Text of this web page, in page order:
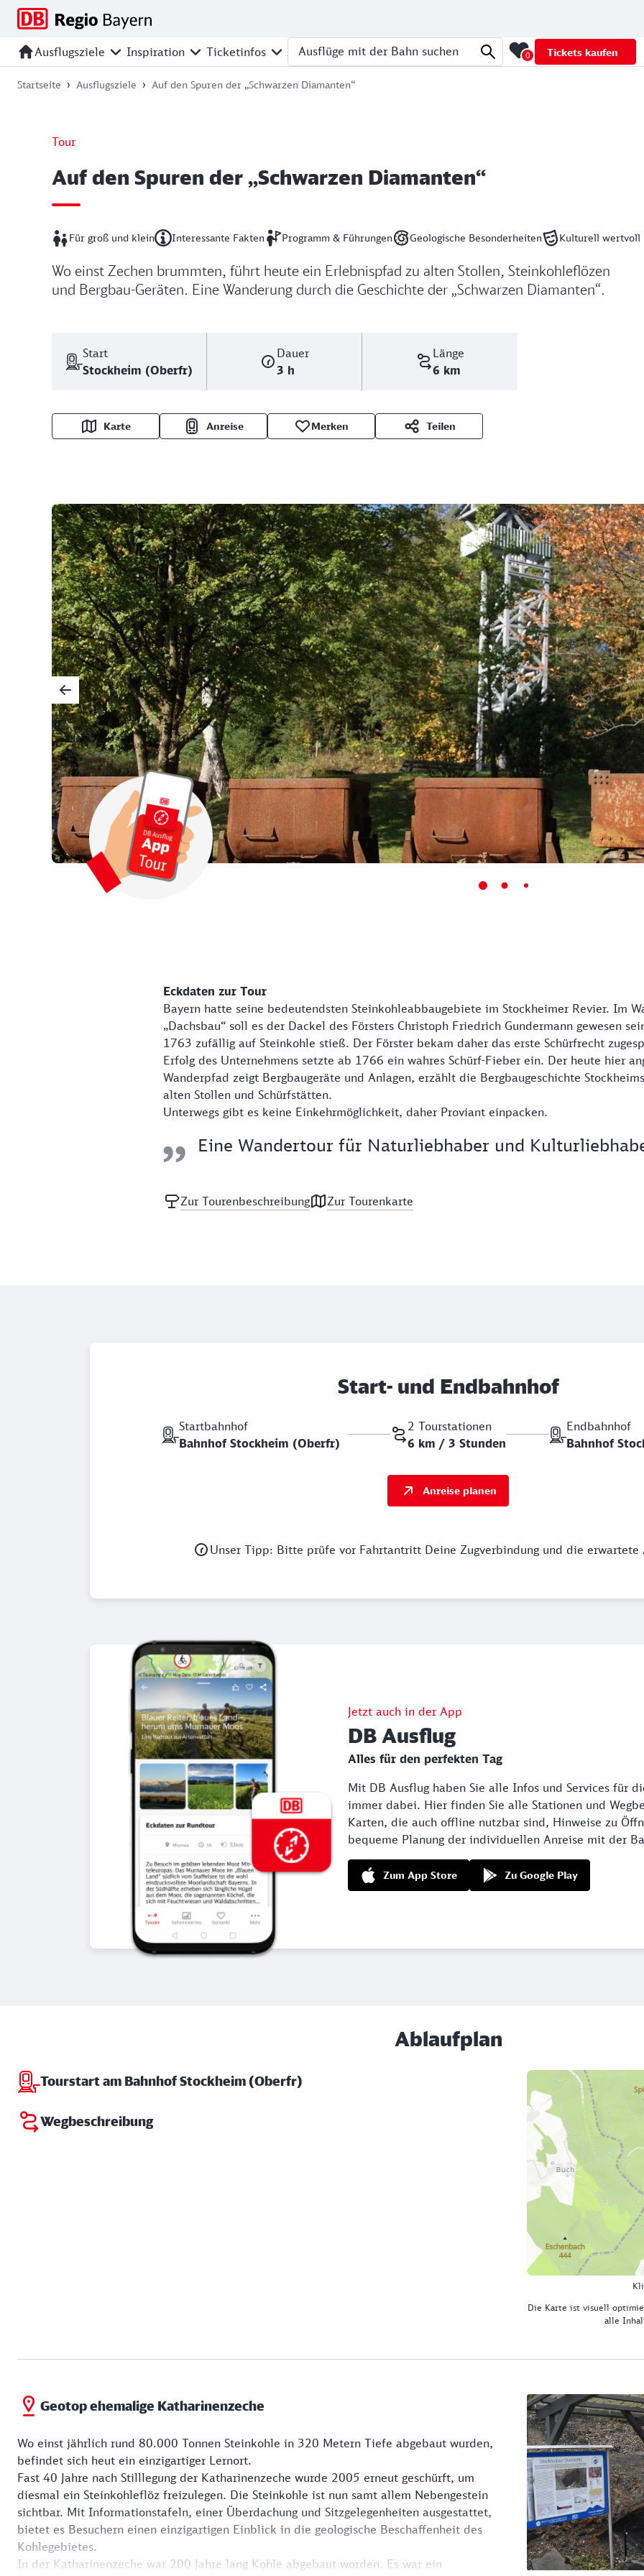
Zur
springen
Zur
springen
Zum
springen
Zum
springen
Ausflugsziele Inspiration Ticketinfos
Ausflüge mit der Bahn suchen 0 Tickets kaufen
Startseite Ausflugsziele Auf den Spuren der „Schwarzen Diamanten“
Tour
Auf den Spuren der „Schwarzen Diamanten“
Für groß und klein Interessante Fakten Programm & Führungen Geologische Besonderheiten Kulturell wertvoll
Wo einst Zechen brummten, führt heute ein Erlebnispfad zu alten Stollen, Steinkohleflözen
und Bergbau-Geräten. Eine Wanderung durch die Geschichte der „Schwarzen Diamanten“.
Start
Stockheim (Oberfr)
Dauer
3 h
Länge
6 km
Karte Anreise Merken Teilen
Eckdaten zur Tour
Bayern hatte seine bedeutendsten Steinkohleabbaugebiete im Stockheimer Revier. Im
„Dachsbau“ soll es der Dackel des Försters Christoph Friedrich Gundermann gewesen
1763 zufällig auf Steinkohle stieß. Der Förster bekam daher das erste Schürfrecht
Erfolg des Unternehmens setzte ab 1766 ein wahres Schürf-Fieber ein. Der heute hier
Wanderpfad zeigt Bergbaugeräte und Anlagen, erzählt die Bergbaugeschichte
alten Stollen und Schürfstätten.
Unterwegs gibt es keine Einkehrmöglichkeit, daher Proviant einpacken.
Eine Wandertour für Naturliebhaber und
Zur Tourenbeschreibung Zur Tourenkarte
Start- und Endbahnhof
Startbahnhof
Bahnhof Stockheim (Oberfr)
2 Tourstationen
6 km / 3 Stunden
Endbahnhof
Bahnhof
Anreise planen
Unser Tipp: Bitte prüfe vor Fahrtantritt Deine Zugverbindung und die erwartete
Jetzt auch in der App
DB Ausflug
Alles für den perfekten Tag
Mit DB Ausflug haben Sie alle Infos und Services für
immer dabei. Hier finden Sie alle Stationen und
Karten, die auch offline nutzbar sind, Hinweise zu
bequeme Planung der individuellen Anreise mit der
Zum App Store Zu Google Play
Ablaufplan
Tourstart am Bahnhof Stockheim (Oberfr)
Wegbeschreibung
Die Karte ist visuell
alle
Geotop ehemalige Katharinenzeche
Wo einst jährlich rund 80.000 Tonnen Steinkohle in 320 Metern Tiefe abgebaut wurden,
befindet sich heut ein einzigartiger Lernort.
Fast 40 Jahre nach Stilllegung der Katharinenzeche wurde 2005 erneut geschürft, um
diesmal ein Steinkohleflöz freizulegen. Die Steinkohle ist nun samt allem Nebengestein
sichtbar. Mit Informationstafeln, einer Überdachung und Sitzgelegenheiten ausgestattet,
bietet es Besuchern einen einzigartigen Einblick in die geologische Beschaffenheit des
Kohlegebietes.
In der Katharinenzeche war 200 Jahre lang Kohle abgebaut worden. Es war ein